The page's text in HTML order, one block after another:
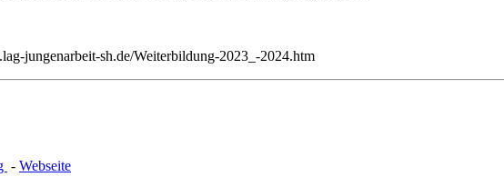
jungenarbeit-sh.de/Weiterbildung-2023_-2024.htm
- Webseite